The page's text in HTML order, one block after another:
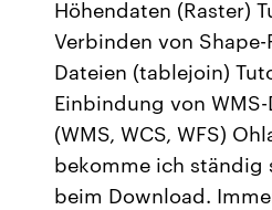
Höhendaten (Raster)
Verbinden von Shape-
Dateien (tablejoin)
Einbindung von
(WMS, WCS, WFS)
bekomme ich ständig
beim Download.